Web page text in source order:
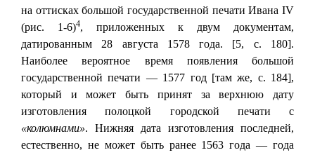
на оттисках большой государственной печати Ивана IV
(рис. 1-6)4, приложенных к двум документам,
датированным 28 августа 1578 года. [5, с. 180].
Наиболее вероятное время появления большой
государственной печати — 1577 год [там же, с. 184],
который и может быть принят за верхнюю дату
изготовления полоцкой городской печати с
«колюмнами». Нижняя дата изготовления последней,
естественно, не может быть ранее 1563 года — года